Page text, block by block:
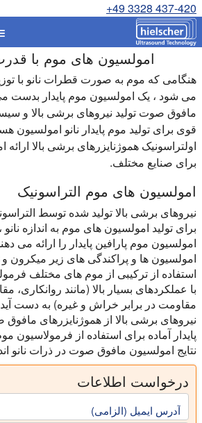
+49 3328 437-420
امولسیون های موم با
هنگامی که موم به صورت قطرات نانو با
می شود ، یک امولسیون موم پایدار بدست
مافوق صوت تولید نیروهای برشی بالا و
اولتراسونیک هموژنایزرهای برشی بالا ارائه
برای صنایع مختلف.
امولسیون های موم التراسونیک
نیروهای برشی بالا تولید شده توسط
برای تولید امولسیون های موم به اندازه نانو
امولسیون موم پارافین پایدار را ارائه می
امولسیون ها و پراکندگی های زیر میکرون و
استفاده از ترکیبی از موم های مختلف
با عملکردهای بسیار بالا (مانند روانکاری،
مقاومت در برابر خراش و غیره) به دست
نیروهای برشی بالا از هموژنایزرهای مافوق
پایدار آماده برای استفاده از فرمولاسیون
نتایج امولسیون مافوق صوت در ذرات نانو
درخواست اطلاعات
آدرس ایمیل (الزامی)